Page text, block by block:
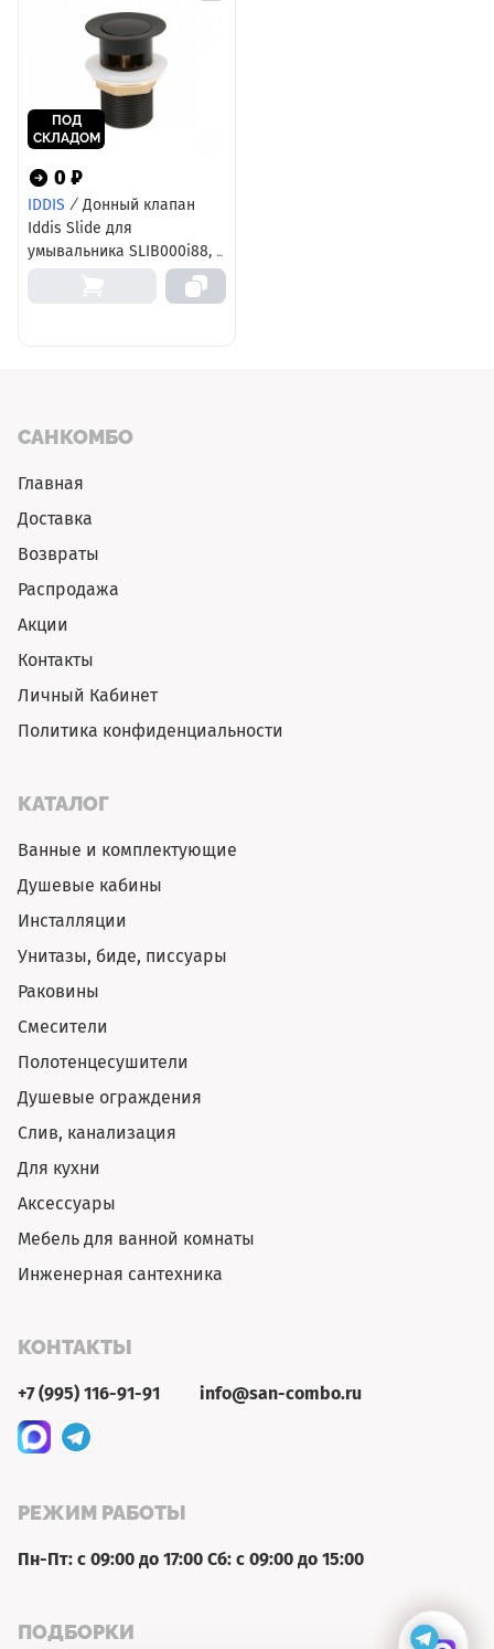
ПОД
СКЛАДОМ
0 ₽
IDDIS /Донный клапан
Iddis Slide для
умывальника SLIB000i88, с
переливом, черный
САНКОМБО
Главная
Доставка
Возвраты
Распродажа
Акции
Контакты
Личный Кабинет
Политика конфиденциальности
КАТАЛОГ
Ванные и комплектующие
Душевые кабины
Инсталляции
Унитазы, биде, писсуары
Раковины
Смесители
Полотенцесушители
Душевые ограждения
Слив, канализация
Для кухни
Аксессуары
Мебель для ванной комнаты
Инженерная сантехника
КОНТАКТЫ
+7 (995) 116-91-91 info@san-combo.ru
РЕЖИМ РАБОТЫ
Пн-Пт: с 09:00 до 17:00 Сб: с 09:00 до 15:00
ПОДБОРКИ